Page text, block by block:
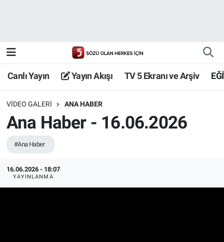
Canlı Yayın Yayın Akışı TV 5 Ekranı ve Arşiv
VIDEO GALERI ANA HABER
Ana Haber - 16.06.2026
#Ana Haber
16.06.2026 - 18:07
YAYINLANMA
TV 5 Ekranı ve Arşiv